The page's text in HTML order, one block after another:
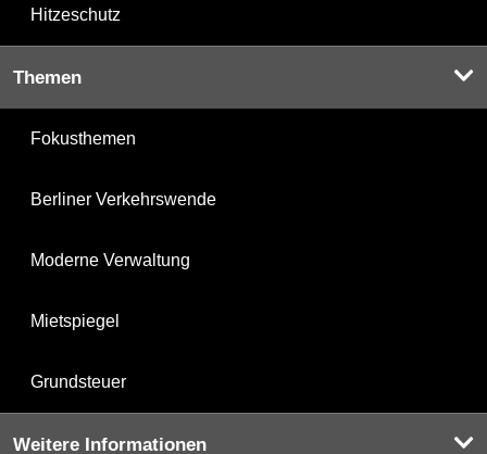
Hitzeschutz
Themen
Fokusthemen
Berliner Verkehrswende
Moderne Verwaltung
Mietspiegel
Grundsteuer
Weitere Informationen